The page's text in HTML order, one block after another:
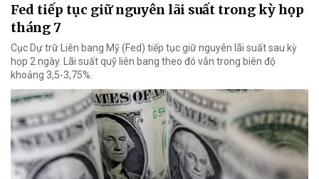
Fed tiếp tục giữ nguyên lãi suất trong kỳ họp
tháng 7
Cục Dự trữ Liên bang Mỹ (Fed) tiếp tục giữ nguyên lãi suất sau kỳ
họp 2 ngày. Lãi suất quỹ liên bang theo đó vẫn trong biên độ
khoảng 3,5-3,75%.